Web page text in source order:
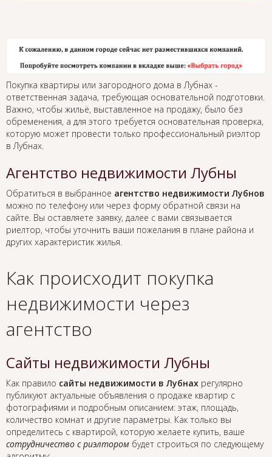
Покупка квартиры или загородного дома в Лубнах -
ответственная задача, требующая основательной подготовки.
Важно, чтобы жильё, выставленное на продажу, было без
обременения, а для этого требуется основательная проверка,
которую может провести только профессиональный риэлтор
в Лубнах.
Агентство недвижимости Лубны
Обратиться в выбранное агентство недвижимости Лубнов
можно по телефону или через форму обратной связи на
сайте. Вы оставляете заявку, далее с вами связывается
риелтор, чтобы уточнить ваши пожелания в плане района и
других характеристик жилья.
Как происходит покупка
недвижимости через
агентство
Сайты недвижимости Лубны
Как правило сайты недвижимости в Лубнах регулярно
публикуют актуальные объявления о продаже квартир с
фотографиями и подробным описанием: этаж, площадь,
количество комнат и другие параметры. Как только вы
определитесь с квартирой, которую желаете купить, ваше
сотрудничество с риэлтором будет строиться по следующему